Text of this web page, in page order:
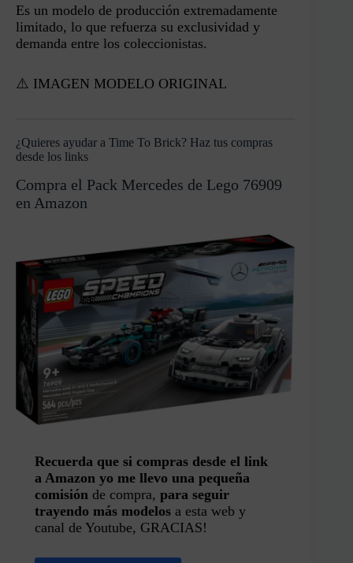
Es un modelo de producción extremadamente
limitado, lo que refuerza su exclusividad y
demanda entre los coleccionistas.
⚠️ IMAGEN MODELO ORIGINAL
¿Quieres ayudar a Time To Brick? Haz tus compras
desde los links
Compra el Pack Mercedes de Lego 76909
en Amazon
Recuerda que si compras desde el link
a Amazon yo me llevo una pequeña
comisión de compra, para seguir
trayendo más modelos a esta web y
canal de Youtube, GRACIAS!